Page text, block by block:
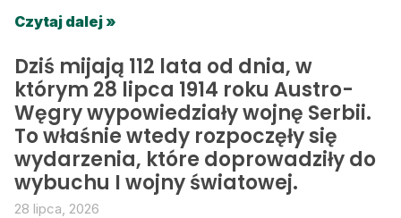
Czytaj dalej »
Dziś mijają 112 lata od dnia, w
którym 28 lipca 1914 roku Austro-
Węgry wypowiedziały wojnę Serbii.
To właśnie wtedy rozpoczęły się
wydarzenia, które doprowadziły do
wybuchu I wojny światowej.
28 lipca, 2026